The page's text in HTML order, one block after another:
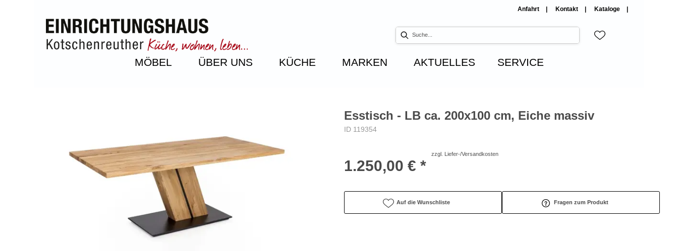
Anfahrt Kontakt Kataloge
MÖBEL ÜBER UNS KÜCHE MARKEN AKTUELLES SERVICE
Esstisch - LB ca. 200x100 cm, Eiche massiv
ID 119354
1.250,00 € *
zzgl. Liefer-/Versandkosten
Auf die Wunschliste Fragen zum Produkt